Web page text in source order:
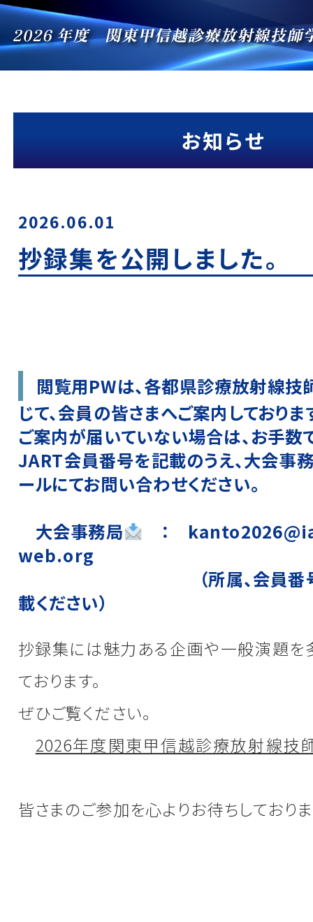
お知らせ
2026.06.01
抄録集を公開しました。
閲覧用PWは、各都県診療放射線技
じて、会員の皆さまへご案内しておりま
ご案内が届いていない場合は、お手数
JART会員番号を記載のうえ、大会事
ールにてお問い合わせください。
大会事務局
：
web.org
（所属、会員番号
載ください）
抄録集には魅力ある企画や一般演題を
ております。
ぜひご覧ください。
2026年度関東甲信越診療放射線技
皆さまのご参加を心よりお待ちしておりま